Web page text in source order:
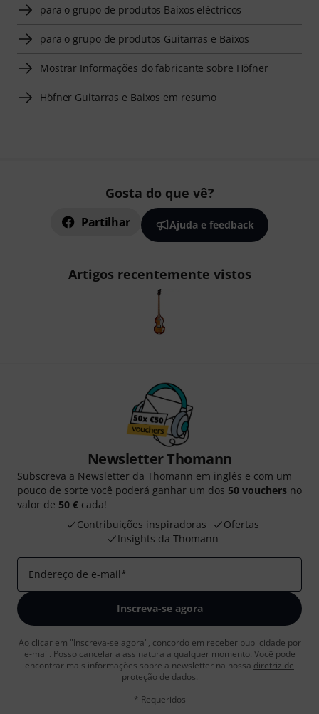
para o grupo de produtos Baixos eléctricos
para o grupo de produtos Guitarras e Baixos
Mostrar Informações do fabricante sobre Höfner
Höfner Guitarras e Baixos em resumo
Gosta do que vê?
Partilhar Ajuda e feedback
Artigos recentemente vistos
Newsletter Thomann
Subscreva a Newsletter da Thomann em inglês e com um
pouco de sorte você poderá ganhar um dos 50 vouchers no
valor de 50 € cada!
Contribuições inspiradoras
Ofertas
Insights da Thomann
Endereço de e-mail*
Inscreva-se agora
Ao clicar em "Inscreva-se agora", concordo em receber publicidade por
e-mail. Posso cancelar a assinatura a qualquer momento. Você pode
encontrar mais informações sobre a newsletter na nossa diretriz de
proteção de dados.
* Requeridos